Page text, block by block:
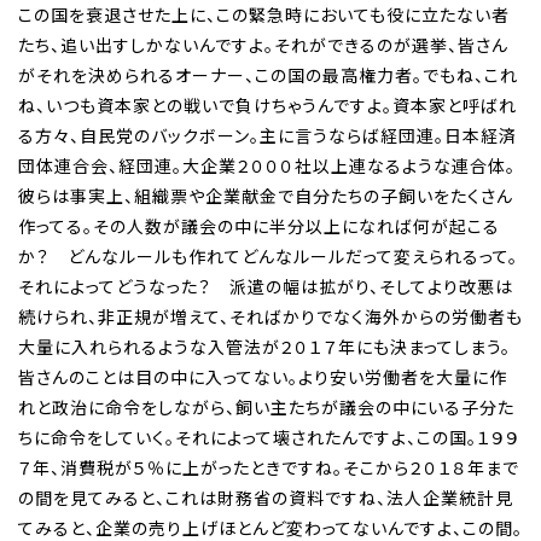
この国を衰退させた上に、この緊急時においても役に立たない者
たち、追い出すしかないんですよ。それができるのが選挙、皆さん
がそれを決められるオーナー、この国の最高権力者。でもね、これ
ね、いつも資本家との戦いで負けちゃうんですよ。資本家と呼ばれ
る方々、自民党のバックボーン。主に言うならば経団連。日本経済
団体連合会、経団連。大企業２０００社以上連なるような連合体。
彼らは事実上、組織票や企業献金で自分たちの子飼いをたくさん
作ってる。その人数が議会の中に半分以上になれば何が起こる
か？ どんなルールも作れてどんなルールだって変えられるって。
それによってどうなった？ 派遣の幅は拡がり、そしてより改悪は
続けられ、非正規が増えて、そればかりでなく海外からの労働者も
大量に入れられるような入管法が２０１７年にも決まってしまう。
皆さんのことは目の中に入ってない。より安い労働者を大量に作
れと政治に命令をしながら、飼い主たちが議会の中にいる子分た
ちに命令をしていく。それによって壊されたんですよ、この国。１９９
７年、消費税が５％に上がったときですね。そこから２０１８年まで
の間を見てみると、これは財務省の資料ですね、法人企業統計見
てみると、企業の売り上げほとんど変わってないんですよ、この間。